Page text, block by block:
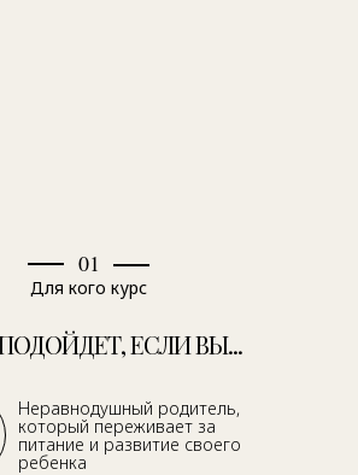
ЕСЛИ ВЫ...
01
Для кого курс
Неравнодушный родитель,
который переживает за
питание и развитие своего
ребенка